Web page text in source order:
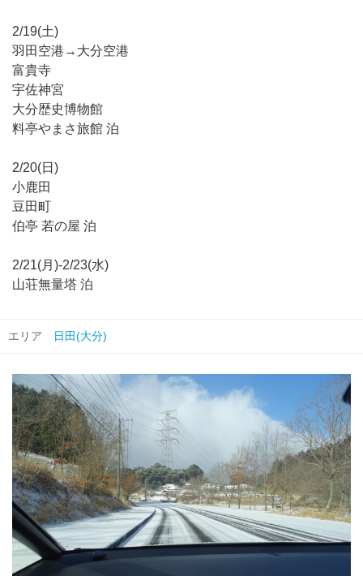
2/19(土)
羽田空港→大分空港
富貴寺
宇佐神宮
大分歴史博物館
料亭やまさ旅館 泊
2/20(日)
小鹿田
豆田町
伯亭 若の屋 泊
2/21(月)-2/23(水)
山荘無量塔 泊
エリア 日田(大分)